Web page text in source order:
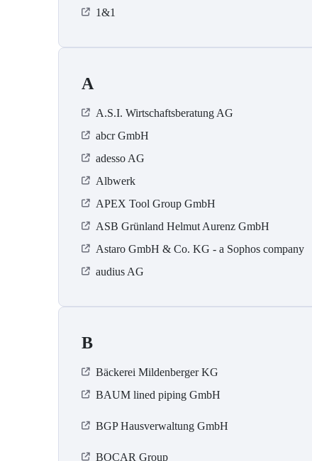
1&1
A
A.S.I. Wirtschaftsberatung AG
abcr GmbH
adesso AG
Albwerk
APEX Tool Group GmbH
ASB Grün­land Helmut Au­renz GmbH
Astaro GmbH & Co. KG - a Sophos company
audius AG
B
Bäckerei Mildenberger KG
BAUM lined piping GmbH
BGP Hausverwaltung GmbH
BOCAR Group